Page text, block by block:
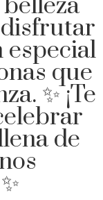
especial
que
✨ ¡Te
de